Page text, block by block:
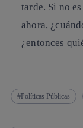
tarde. Si no
ahora,
¿entonces
Políticas Públicas